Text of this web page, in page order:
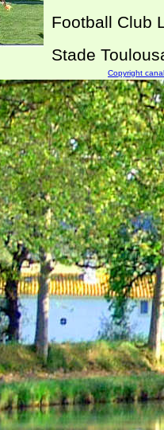
Football Club
Stade
Copyright